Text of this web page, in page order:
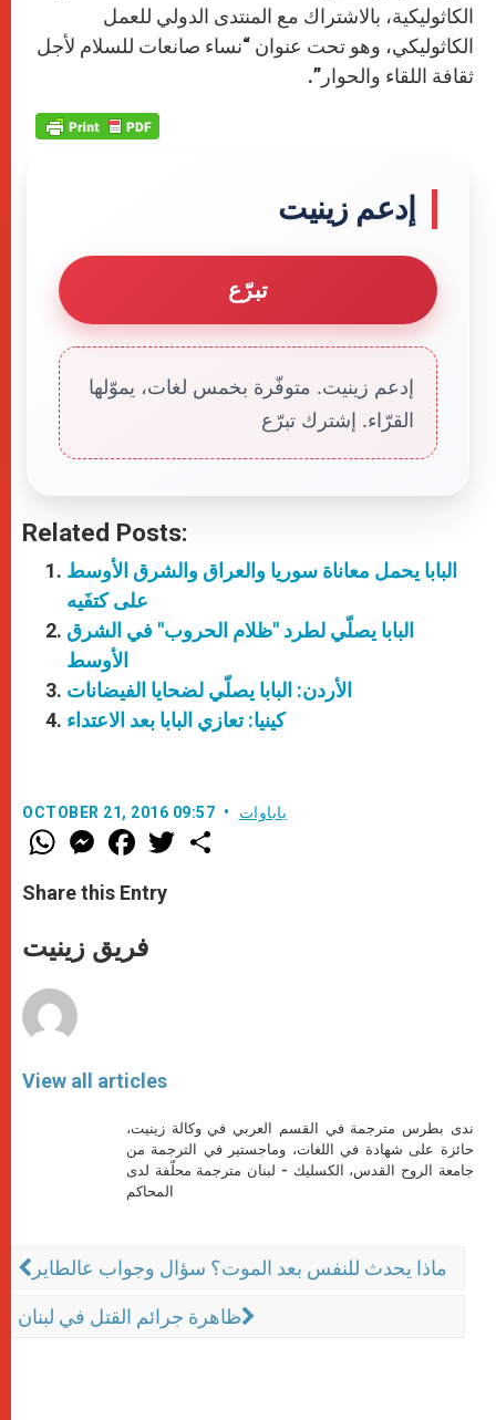
الكاثوليكية، بالاشتراك مع المنتدى الدولي للعمل
الكاثوليكي، وهو تحت عنوان “نساء صانعات للسلام لأجل
ثقافة اللقاء والحوار”.
إدعم زينيت
تبرّع
إدعم زينيت. متوفّرة بخمس لغات، يموّلها
القرّاء. إشترك تبرّع
Related Posts:
البابا يحمل معاناة سوريا والعراق والشرق الأوسط
على كتفَيه
البابا يصلّي لطرد "ظلام الحروب" في الشرق
الأوسط
الأردن: البابا يصلّي لضحايا الفيضانات
كينيا: تعازي البابا بعد الاعتداء
OCTOBER 21, 2016 09:57 باباوات
W
h
t
s
p
p
M
e
s
e
g
e
F
a
e
b
o
k
w
Share this Entry
فريق زينيت
View all articles
ندى بطرس مترجمة في القسم العربي في وكالة زينيت،
حائزة على شهادة في اللغات، وماجستير في الترجمة من
جامعة الروح القدس، الكسليك - لبنان مترجمة محلّفة لدى
المحاكم
ماذا يحدث للنفس بعد الموت؟ سؤال وجواب عالطاير
ظاهرة جرائم القتل في لبنان